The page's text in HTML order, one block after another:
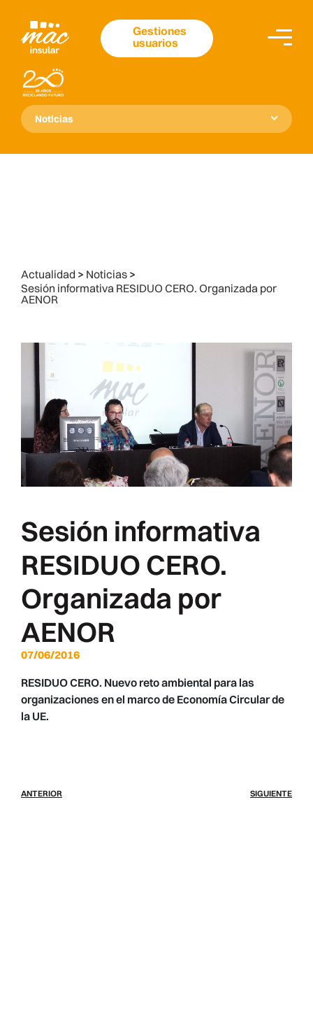
Gestiones
usuarios
Noticias
Actualidad > Noticias >
Sesión informativa RESIDUO CERO. Organizada por
AENOR
Sesión informativa
RESIDUO CERO.
Organizada por
AENOR
07/06/2016
RESIDUO CERO. Nuevo reto ambiental para las
organizaciones en el marco de Economía Circular de
la UE.
ANTERIOR SIGUIENTE